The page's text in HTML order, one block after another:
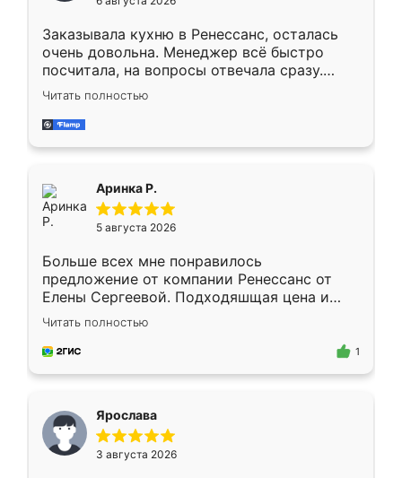
мебели буду заказывать только здесь.
Заказывала кухню в Ренессанс, осталась
очень довольна. Менеджер всё быстро
посчитала, на вопросы отвечала сразу.
Замерщик приехал в субботу, подошёл к
делу со всей ответственностью. Собрали
за день, ребята работали аккуратно, даже
Читать полностью
Аринка Р.
5 августа 2026
Больше всех мне понравилось
предложение от компании Ренессанс от
Елены Сергеевой. Подходяшщая цена и
короткие сроки изготовления. Приехавший
для замера сотрудник Владислав
предложил по моему эскизу самый
Читать полностью
1
Ярослава
3 августа 2026